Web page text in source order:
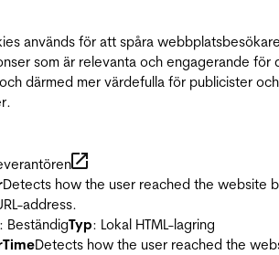
används för att spåra
som är relevanta och engagerande för
därmed mer värdefulla för publicister och
Detects how the user reached the website
address.
: BeständigTyp: Lokal HTML-lagring
Detects how the user reached the